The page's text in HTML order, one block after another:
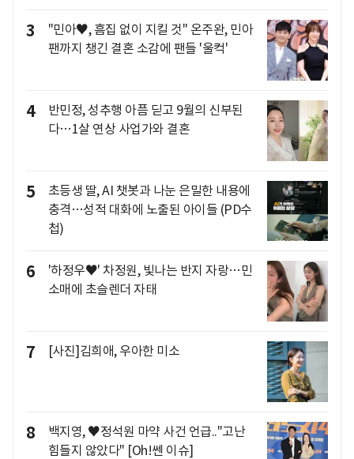
3
"민아♥, 흠집 없이 지킬 것" 온주완, 민아
팬까지 챙긴 결혼 소감에 팬들 '울컥'
4
반민정, 성추행 아픔 딛고 9월의 신부된
다…1살 연상 사업가와 결혼
5
초등생 딸, AI 챗봇과 나눈 은밀한 내용에
충격…성적 대화에 노출된 아이들 (PD수
첩)
6
'하정우♥' 차정원, 빛나는 반지 자랑…민
소매에 초슬렌더 자태
7 [사진]김희애, 우아한 미소
8
백지영, ♥정석원 마약 사건 언급.."고난
힘들지 않았다" [Oh!쎈 이슈]